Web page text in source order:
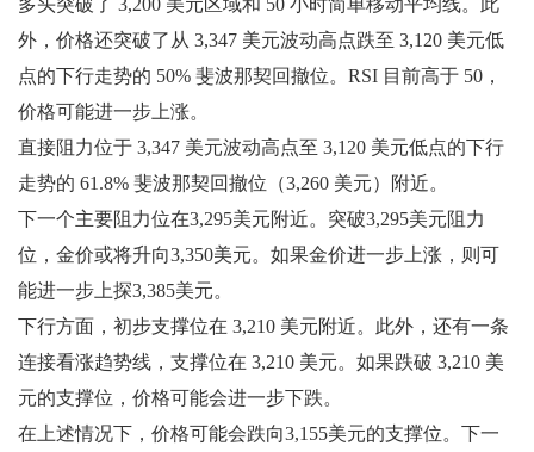
多头突破了 3,200 美元区域和 50 小时简单移动平均线。此
外，价格还突破了从 3,347 美元波动高点跌至 3,120 美元低
点的下行走势的 50% 斐波那契回撤位。RSI 目前高于 50，
价格可能进一步上涨。
直接阻力位于 3,347 美元波动高点至 3,120 美元低点的下行
走势的 61.8% 斐波那契回撤位（3,260 美元）附近。
下一个主要阻力位在3,295美元附近。突破3,295美元阻力
位，金价或将升向3,350美元。如果金价进一步上涨，则可
能进一步上探3,385美元。
下行方面，初步支撑位在 3,210 美元附近。此外，还有一条
连接看涨趋势线，支撑位在 3,210 美元。如果跌破 3,210 美
元的支撑位，价格可能会进一步下跌。
在上述情况下，价格可能会跌向3,155美元的支撑位。下一